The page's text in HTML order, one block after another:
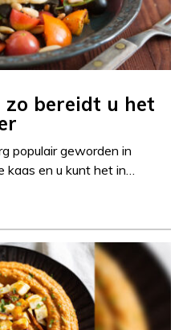
bereidt u het
populair geworden in
kaas en u kunt het in…